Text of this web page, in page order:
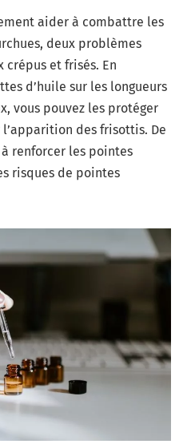
aider à combattre les
deux problèmes
crépus et frisés. En
d’huile sur les longueurs
vous pouvez les protéger
des frisottis. De
renforcer les pointes
risques de pointes